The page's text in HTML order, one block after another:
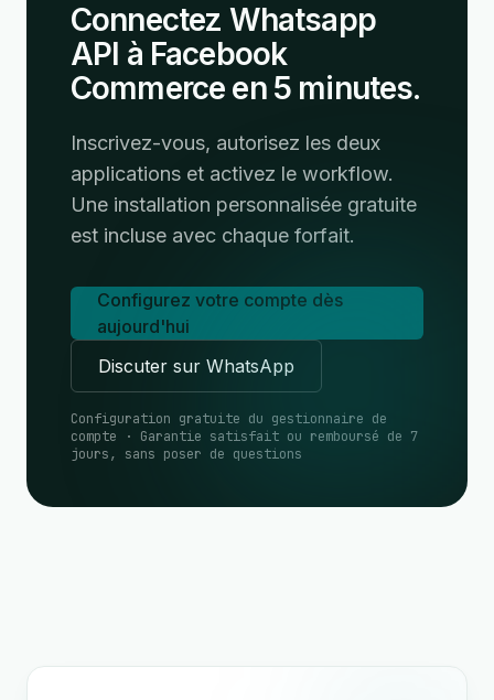
Connectez Whatsapp
API à Facebook
Commerce en 5 minutes.
Inscrivez-vous, autorisez les deux
applications et activez le workflow.
Une installation personnalisée gratuite
est incluse avec chaque forfait.
Configurez votre compte dès
aujourd'hui
Discuter sur WhatsApp
Configuration gratuite du gestionnaire de
compte · Garantie satisfait ou remboursé de 7
jours, sans poser de questions